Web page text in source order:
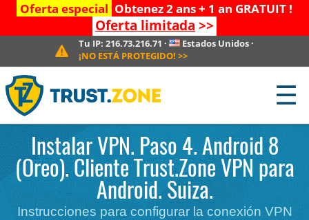
Oferta especial Obtenez 2 ans + 1 an GRATUIT !
Oferta limitada >>
Tu IP:216.73.216.71 · Estados Unidos·
¡NO ESTÁ PROTEGIDO! >>
☰
Instalar VPN. Paso 4. Android 8
(Oreo). Cliente Trust.Zone VPN para
Android. Suiza.
Instrucciones para configurar la conexión VPN